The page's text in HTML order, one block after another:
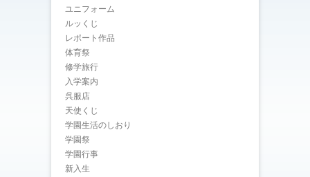
ユニフォーム
ルッくじ
レポート作品
体育祭
修学旅行
入学案内
呉服店
天使くじ
学園生活のしおり
学園祭
学園行事
新入生